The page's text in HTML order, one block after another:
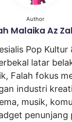
Author
Malaika Az
Pop Kultur
latar
Falah fokus
industri
musik,
penunjang